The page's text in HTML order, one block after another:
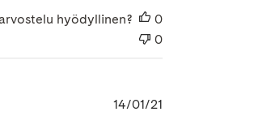
hyödyllinen?
0
0
14/01/21